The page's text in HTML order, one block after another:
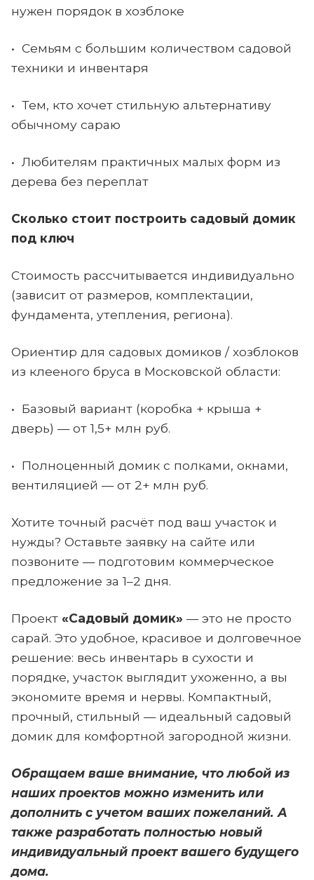
нужен порядок в хозблоке
• Семьям с большим количеством садовой
техники и инвентаря
• Тем, кто хочет стильную альтернативу
обычному сараю
• Любителям практичных малых форм из
дерева без переплат
Сколько стоит построить садовый домик
под ключ
Стоимость рассчитывается индивидуально
(зависит от размеров, комплектации,
фундамента, утепления, региона).
Ориентир для садовых домиков / хозблоков
из клееного бруса в Московской области:
• Базовый вариант (коробка + крыша +
дверь) — от 1,5+ млн руб.
• Полноценный домик с полками, окнами,
вентиляцией — от 2+ млн руб.
Хотите точный расчёт под ваш участок и
нужды? Оставьте заявку на сайте или
позвоните — подготовим коммерческое
предложение за 1–2 дня.
Проект «Садовый домик» — это не просто
сарай. Это удобное, красивое и долговечное
решение: весь инвентарь в сухости и
порядке, участок выглядит ухоженно, а вы
экономите время и нервы. Компактный,
прочный, стильный — идеальный садовый
домик для комфортной загородной жизни.
Обращаем ваше внимание, что любой из
наших проектов можно изменить или
дополнить с учетом ваших пожеланий. А
также разработать полностью новый
индивидуальный проект вашего будущего
дома.